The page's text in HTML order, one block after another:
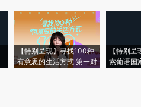
【特别呈现】寻找100种
有意思的生活方式·第一对
【特别
索葡语国